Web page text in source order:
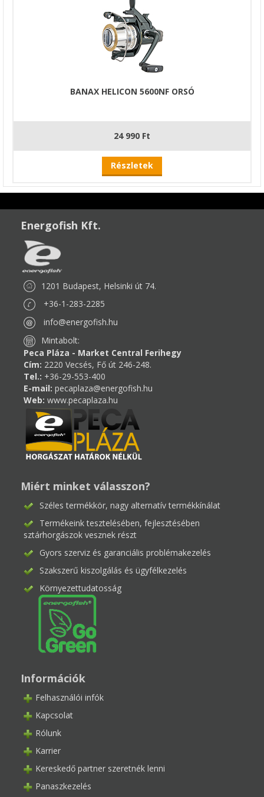
BANAX HELICON 5600NF ORSÓ
24 990 Ft
Részletek
Energofish Kft.
1201 Budapest, Helsinki út 74.
+36-1-283-2285
info@energofish.hu
Mintabolt:
Peca Pláza - Market Central Ferihegy
Cím: 2220 Vecsés, Fő út 246-248.
Tel.: +36-29-553-400
E-mail: pecaplaza@energofish.hu
Web: www.pecaplaza.hu
Miért minket válasszon?
Széles termékkör, nagy alternatív termékkínálat
Termékeink tesztelésében, fejlesztésében
sztárhorgászok vesznek részt
Gyors szerviz és garanciális problémakezelés
Szakszerű kiszolgálás és ügyfélkezelés
Környezettudatosság
Információk
Felhasználói infók
Kapcsolat
Rólunk
Karrier
Kereskedő partner szeretnék lenni
Panaszkezelés